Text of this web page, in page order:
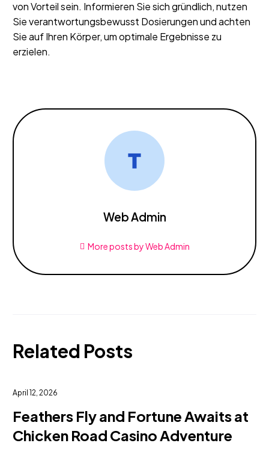
von Vorteil sein. Informieren Sie sich gründlich, nutzen
Sie verantwortungsbewusst Dosierungen und achten
Sie auf Ihren Körper, um optimale Ergebnisse zu
erzielen.
Web Admin
More posts by Web Admin
Related Posts
April 12, 2026
Feathers Fly and Fortune Awaits at
Chicken Road Casino Adventure